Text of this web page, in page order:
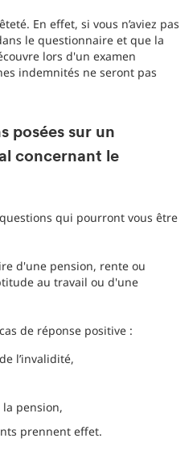
En effet, si vous n’aviez pas
le questionnaire et que la
lors d'un examen
indemnités ne seront pas
posées sur un
concernant le
qui pourront vous être
d'une pension, rente ou
au travail ou d'une
de réponse positive :
l’invalidité,
la pension,
prennent effet.